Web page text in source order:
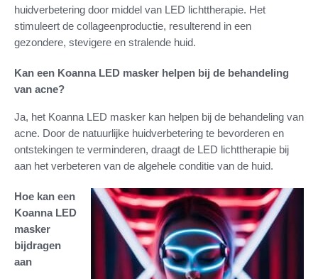
huidverbetering door middel van LED lichttherapie. Het
stimuleert de collageenproductie, resulterend in een
gezondere, stevigere en stralende huid.
Kan een Koanna LED masker helpen bij de behandeling
van acne?
Ja, het Koanna LED masker kan helpen bij de behandeling van
acne. Door de natuurlijke huidverbetering te bevorderen en
ontstekingen te verminderen, draagt de LED lichttherapie bij
aan het verbeteren van de algehele conditie van de huid.
Hoe kan een
Koanna LED
masker
bijdragen
aan